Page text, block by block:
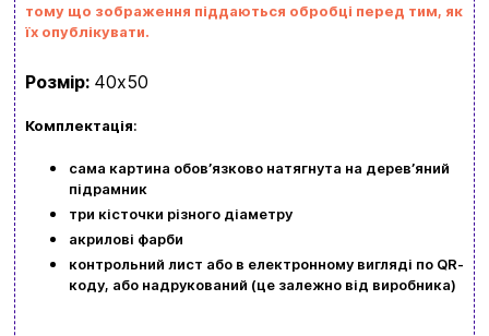
тому що зображення піддаються обробці перед тим, як
їх опублікувати.
Розмір: 40х50
Комплектація:
сама картина обовʼязково натягнута на деревʼяний
підрамник
три кісточки різного діаметру
акрилові фарби
контрольний лист або в електронному вигляді по QR-
коду, або надрукований (це залежно від виробника)
+380634324164
Мова сайту: